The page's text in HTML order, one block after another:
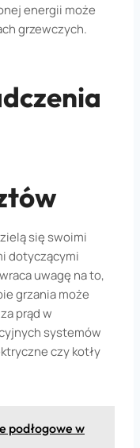
energii może
grzewczych.
się swoimi
dotyczącymi
uwagę na to,
grzania może
prąd w
systemów
czy kotły
podłogowe w